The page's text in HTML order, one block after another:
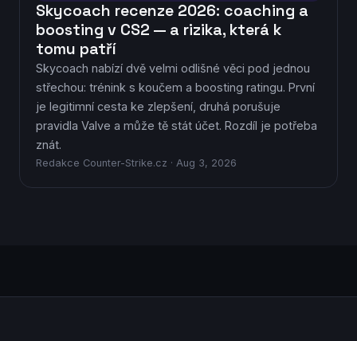
Skycoach recenze 2026: coaching a
boosting v CS2 — a rizika, která k
tomu patří
Skycoach nabízí dvě velmi odlišné věci pod jednou
střechou: trénink s koučem a boosting ratingu. První
je legitimní cesta ke zlepšení, druhá porušuje
pravidla Valve a může tě stát účet. Rozdíl je potřeba
znát.
Redakce Counter-Strike.cz · Aug 3, 2026